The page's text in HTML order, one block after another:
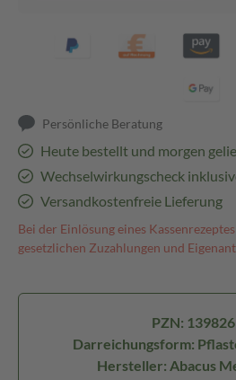
Persönliche Beratung
Heute bestellt und morgen
Wechselwirkungscheck
Versandkostenfreie Lieferung
Bei der Einlösung eines
gesetzlichen Zuzahlungen und
PZN:
Darreichungsform:
Hersteller: Abacus